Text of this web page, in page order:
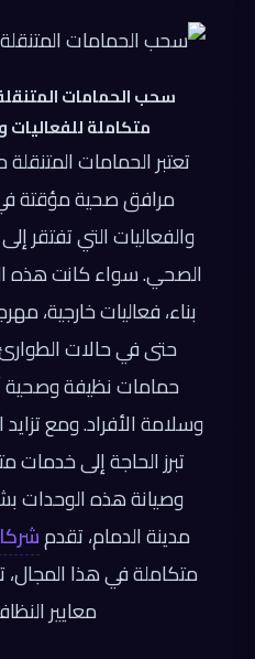
سحب الحمامات
متكاملة للفعاليات
تعتبر الحمامات المتنقلة
مرافق صحية مؤقتة
والفعاليات التي تفتقر
الصحي. سواء كانت هذه
بناء، فعاليات خارجية،
حتى في حالات
حمامات نظيفة وصحية
وسلامة الأفراد. ومع
تبرز الحاجة إلى
وصيانة هذه الوحدات
مدينة الدمام، تقدم
متكاملة في هذا
معايير